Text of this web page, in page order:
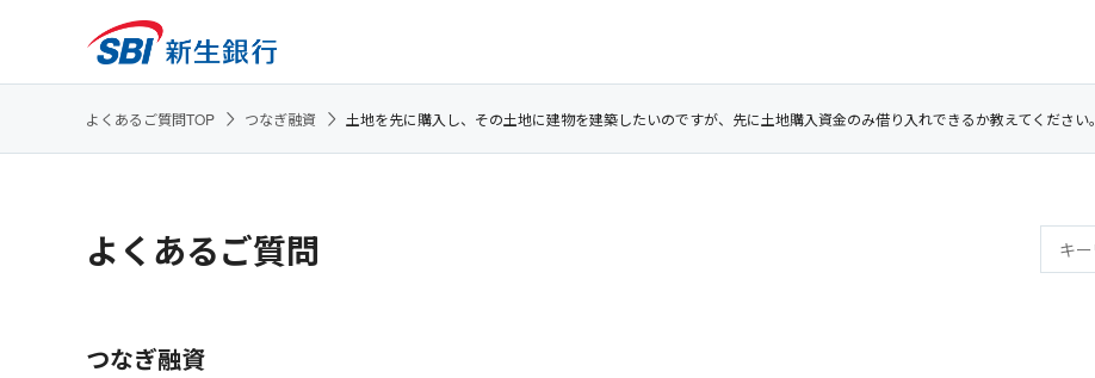
よくあるご質問TOP つなぎ融資 土地を先に購入し、その土地に建物を建築したいのですが、先に土地購入資金のみ借り入れできるか教えてください。
よくあるご質問
つなぎ融資